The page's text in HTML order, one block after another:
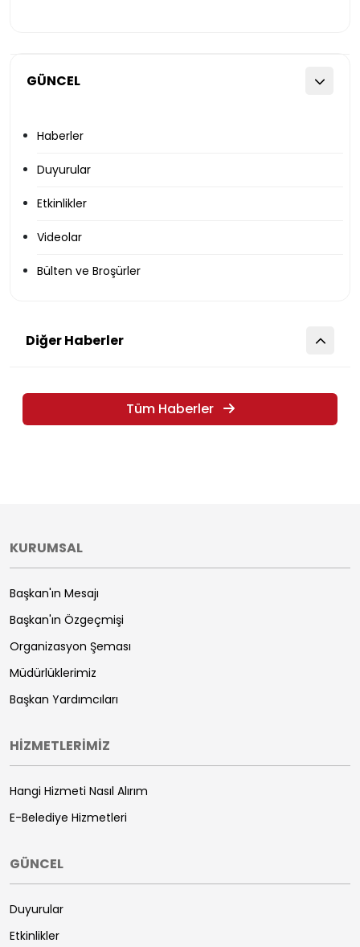
GÜNCEL
Haberler
Duyurular
Etkinlikler
Videolar
Bülten ve Broşürler
Diğer Haberler
Tüm Haberler
KURUMSAL
Başkan'ın Mesajı
Başkan'ın Özgeçmişi
Organizasyon Şeması
Müdürlüklerimiz
Başkan Yardımcıları
HİZMETLERİMİZ
Hangi Hizmeti Nasıl Alırım
E-Belediye Hizmetleri
GÜNCEL
Duyurular
Etkinlikler